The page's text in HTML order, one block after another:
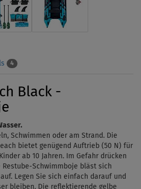
4
Black -
, Schwimmen oder am Strand. Die
bietet genügend Auftrieb (50 N) für
ab 10 Jahren. Im Gefahr drücken
Schwimmboje bläst sich
Legen Sie sich einfach darauf und
bleiben. Die reflektierende gelbe